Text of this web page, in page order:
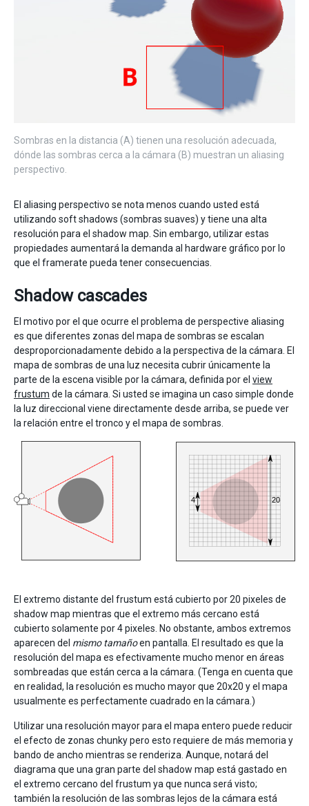
Sombras en la distancia (A) tienen una resolución adecuada,
dónde las sombras cerca a la cámara (B) muestran un aliasing
perspectivo.
El aliasing perspectivo se nota menos cuando usted está
utilizando soft shadows (sombras suaves) y tiene una alta
resolución para el shadow map. Sin embargo, utilizar estas
propiedades aumentará la demanda al hardware gráfico por lo
que el framerate pueda tener consecuencias.
Shadow cascades
El motivo por el que ocurre el problema de perspective aliasing
es que diferentes zonas del mapa de sombras se escalan
desproporcionadamente debido a la perspectiva de la cámara. El
mapa de sombras de una luz necesita cubrir únicamente la
parte de la escena visible por la cámara, definida por el view
frustum de la cámara. Si usted se imagina un caso simple donde
la luz direccional viene directamente desde arriba, se puede ver
la relación entre el tronco y el mapa de sombras.
El extremo distante del frustum está cubierto por 20 pixeles de
shadow map mientras que el extremo más cercano está
cubierto solamente por 4 pixeles. No obstante, ambos extremos
aparecen del mismo tamañoen pantalla. El resultado es que la
resolución del mapa es efectivamente mucho menor en áreas
sombreadas que están cerca a la cámara. (Tenga en cuenta que
en realidad, la resolución es mucho mayor que 20x20 y el mapa
usualmente es perfectamente cuadrado en la cámara.)
Utilizar una resolución mayor para el mapa entero puede reducir
el efecto de zonas chunky pero esto requiere de más memoria y
bando de ancho mientras se renderiza. Aunque, notará del
diagrama que una gran parte del shadow map está gastado en
el extremo cercano del frustum ya que nunca será visto;
también la resolución de las sombras lejos de la cámara está